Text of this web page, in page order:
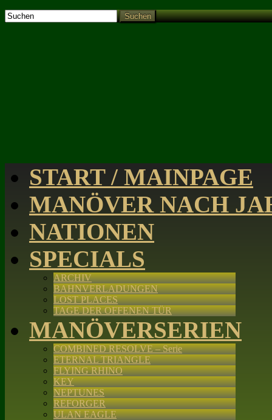
Suchen
START / MAINPAGE
MANÖVER NACH
NATIONEN
SPECIALS
ARCHIV
BAHNVERLADUNGEN
LOST PLACES
TAGE DER OFFENEN TÜR
MANÖVERSERIEN
COMBINED RESOLVE – Serie
ETERNAL TRIANGLE
FLYING RHINO
KEY
NEPTUNES
REFORGER
ULAN EAGLE